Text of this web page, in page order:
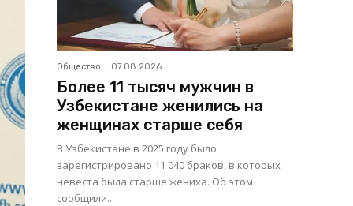
Общество 07.08.2026
Более 11 тысяч мужчин в
Узбекистане женились на
женщинах старше себя
В Узбекистане в 2025 году было
зарегистрировано 11 040 браков, в которых
невеста была старше жениха. Об этом
сообщили...